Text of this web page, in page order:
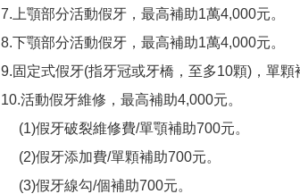
7.上顎部分活動假牙，最高補助1萬4,000元。
8.下顎部分活動假牙，最高補助1萬4,000元。
9.固定式假牙(指牙冠或牙橋，至多10顆)，單顆
10.活動假牙維修，最高補助4,000元。
(1)假牙破裂維修費/單顎補助700元。
(2)假牙添加費/單顆補助700元。
(3)假牙線勾/個補助700元。